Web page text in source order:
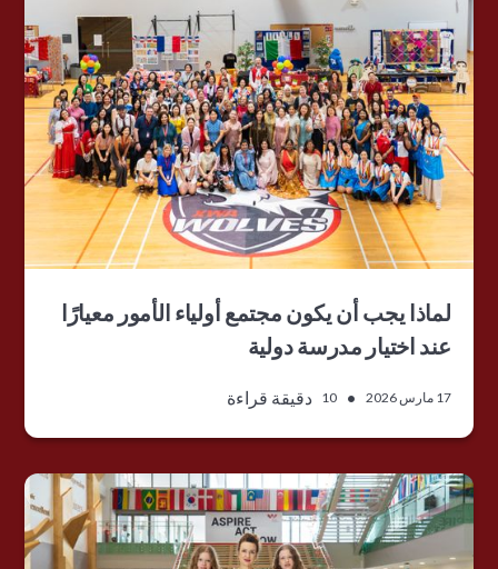
لماذا يجب أن يكون مجتمع أولياء الأمور معيارًا
عند اختيار مدرسة دولية
17 مارس 2026 •
10 دقيقة قراءة